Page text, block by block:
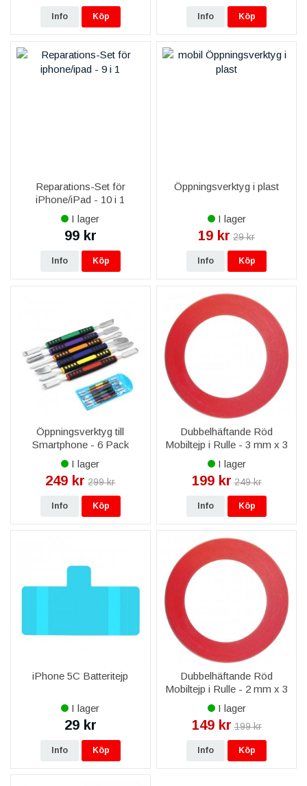
Info Köp Info Köp
Reparations-Set för
iPhone/iPad - 10 i 1
I lager
99 kr
Info Köp
Öppningsverktyg i plast
I lager
19 kr 29 kr
Info Köp
Öppningsverktyg till
Smartphone - 6 Pack
I lager
249 kr 299 kr
Info Köp
Dubbelhäftande Röd
Mobiltejp i Rulle - 3 mm x 3
M
I lager
199 kr 249 kr
Info Köp
iPhone 5C Batteritejp
I lager
29 kr
Info Köp
Dubbelhäftande Röd
Mobiltejp i Rulle - 2 mm x 3
M
I lager
149 kr 199 kr
Info Köp